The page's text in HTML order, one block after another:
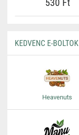
530 Ft
KEDVENC E-BOLTOK
Heavenuts